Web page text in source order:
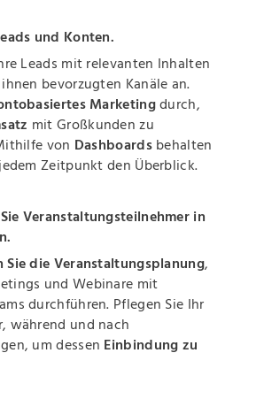
und Konten.
Leads mit relevanten Inhalten
bevorzugten Kanäle an.
Marketingdurch,
mit Großkunden zu
von Dashboardsbehalten
Zeitpunkt den Überblick.
Veranstaltungsteilnehmer in
Sie die Veranstaltungsplanung,
und Webinare mit
durchführen. Pflegen Sie Ihr
während und nach
um dessen Einbindung zu